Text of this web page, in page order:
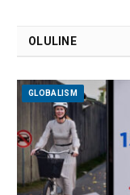
OLULINE
GLOBALISM